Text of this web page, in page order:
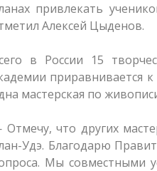
привлекать
Алексей Цыденов.
в России 15
приравнивается
мастерская по
что других
Удэ. Благодарю
Мы совместными